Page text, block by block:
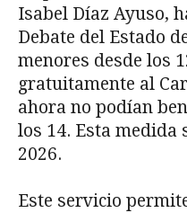
Isabel Díaz Ayuso,
Debate del Estado
menores desde los
gratuitamente al
ahora no podían
los 14. Esta medida
2026.
Este servicio